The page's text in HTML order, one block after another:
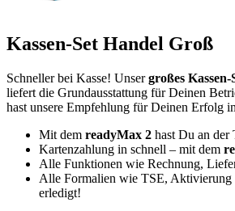
Kassen-Set Handel Groß
Schneller bei Kasse! Unsergroßes Kassen-
liefert die Grundausstattung für Deinen
hast unsere Empfehlung für Deinen Erfolg
Mit dem readyMax 2 hast Du an
Kartenzahlung in schnell – mit dem
Alle Funktionen wie Rechnung,
Alle Formalien wie TSE, Aktivierung
erledigt!